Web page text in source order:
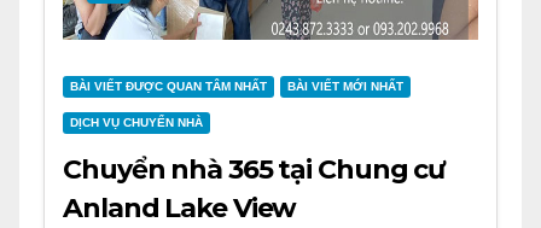
BÀI VIẾT ĐƯỢC QUAN TÂM NHẤT BÀI VIẾT MỚI NHẤT
DỊCH VỤ CHUYỂN NHÀ
Chuyển nhà 365 tại Chung cư
Anland Lake View